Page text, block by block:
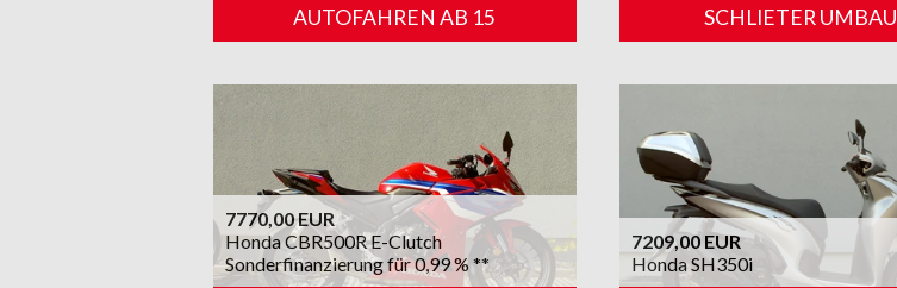
AUTOFAHREN AB 15 SCHLIETER UMBAU
7770,00 EUR
Honda CBR500R E-Clutch
Sonderfinanzierung für 0,99 % **
7209,00 EUR
Honda SH350i